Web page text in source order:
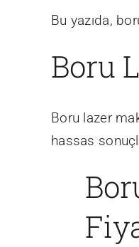
Bu yazıda,
Boru
Boru lazer
hassas